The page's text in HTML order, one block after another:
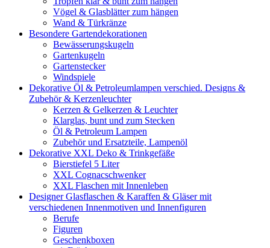
Vögel & Glasblätter zum hängen
Wand & Türkränze
Besondere Gartendekorationen
Bewässerungskugeln
Gartenkugeln
Gartenstecker
Windspiele
Dekorative Öl & Petroleumlampen verschied. Designs &
Zubehör & Kerzenleuchter
Kerzen & Gelkerzen & Leuchter
Klarglas, bunt und zum Stecken
Öl & Petroleum Lampen
Zubehör und Ersatzteile, Lampenöl
Dekorative XXL Deko & Trinkgefäße
Bierstiefel 5 Liter
XXL Cognacschwenker
XXL Flaschen mit Innenleben
Designer Glasflaschen & Karaffen & Gläser mit
verschiedenen Innenmotiven und Innenfiguren
Berufe
Figuren
Geschenkboxen